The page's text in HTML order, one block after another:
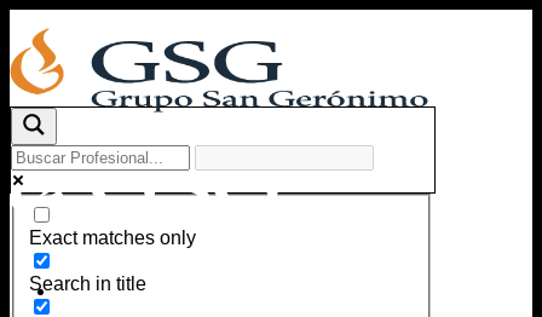
content
Exact matches only
Search in title